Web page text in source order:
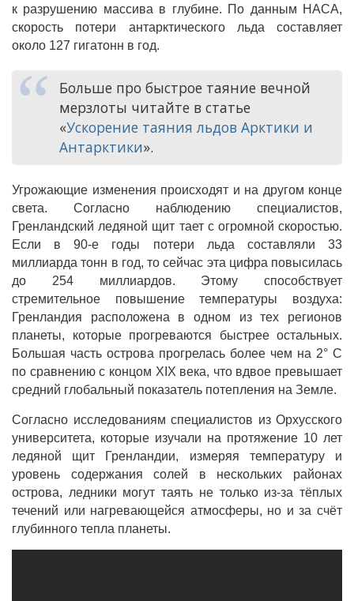
к разрушению массива в глубине. По данным НАСА,
скорость потери антарктического льда составляет
около 127 гигатонн в год.
Больше про быстрое таяние вечной
мерзлоты читайте в статье
«Ускорение таяния льдов Арктики и
Антарктики».
Угрожающие изменения происходят и на другом конце
света. Согласно наблюдению специалистов,
Гренландский ледяной щит тает с огромной скоростью.
Если в 90-е годы потери льда составляли 33
миллиарда тонн в год, то сейчас эта цифра повысилась
до 254 миллиардов. Этому способствует
стремительное повышение температуры воздуха:
Гренландия расположена в одном из тех регионов
планеты, которые прогреваются быстрее остальных.
Большая часть острова прогрелась более чем на 2° C
по сравнению с концом XIX века, что вдвое превышает
средний глобальный показатель потепления на Земле.
Согласно исследованиям специалистов из Орхусского
университета, которые изучали на протяжение 10 лет
ледяной щит Гренландии, измеряя температуру и
уровень содержания солей в нескольких районах
острова, ледники могут таять не только из-за тёплых
течений или нагревающейся атмосферы, но и за счёт
глубинного тепла планеты.